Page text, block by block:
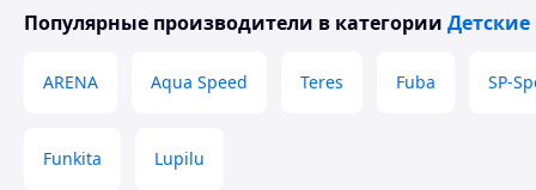
Популярные производители в категории
ARENA Aqua Speed Teres Fuba SP-
Funkita Lupilu